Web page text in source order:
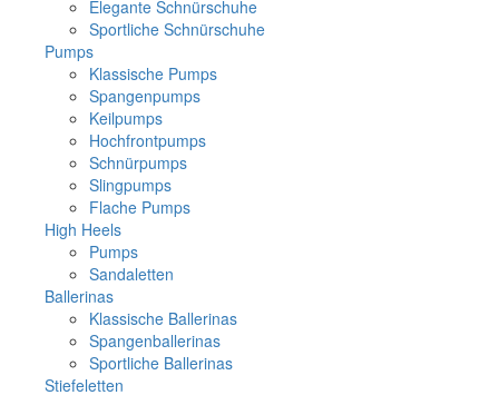
Elegante Schnürschuhe
Sportliche Schnürschuhe
Pumps
Klassische Pumps
Spangenpumps
Keilpumps
Hochfrontpumps
Schnürpumps
Slingpumps
Flache Pumps
High Heels
Pumps
Sandaletten
Ballerinas
Klassische Ballerinas
Spangenballerinas
Sportliche Ballerinas
Stiefeletten